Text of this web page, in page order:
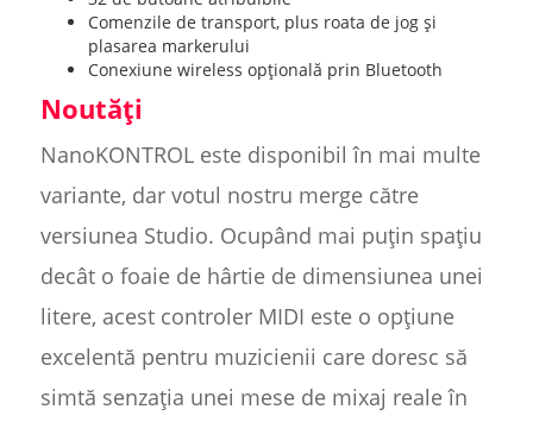
Comenzile de transport, plus roata de jog și
plasarea markerului
Conexiune wireless opțională prin Bluetooth
Noutăți
NanoKONTROL este disponibil în mai multe
variante, dar votul nostru merge către
versiunea Studio. Ocupând mai puțin spațiu
decât o foaie de hârtie de dimensiunea unei
litere, acest controler MIDI este o opțiune
excelentă pentru muzicienii care doresc să
simtă senzația unei mese de mixaj reale în